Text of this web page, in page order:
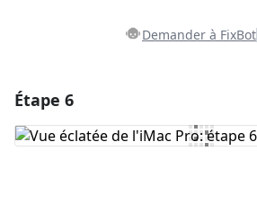
Demander à FixBot
Ajouter un commentaire
Étape 6